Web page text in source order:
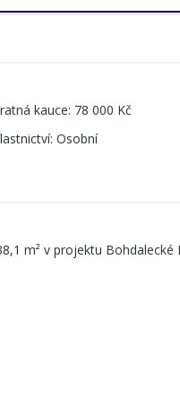
kauce: 78 000 Kč
: Osobní
m² v projektu Bohdalecké